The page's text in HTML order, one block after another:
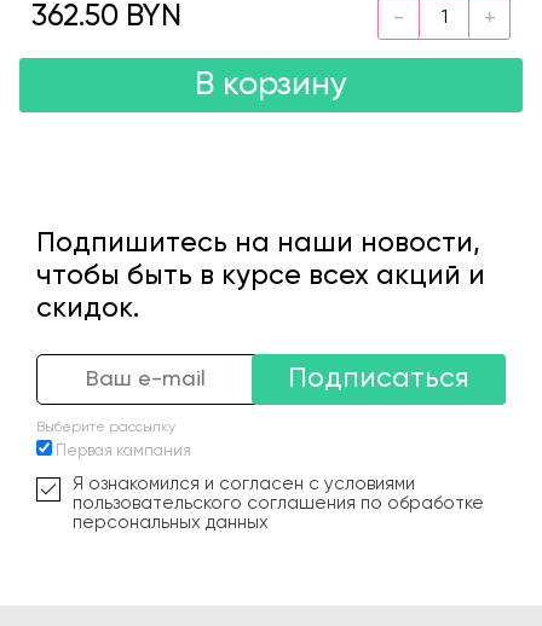
362.50 BYN
В корзину
Подпишитесь на наши новости,
чтобы быть в курсе всех акций и
скидок.
Подписаться
Выберите рассылку
Первая кампания
Я ознакомился и согласен с условиями
пользовательского соглашения по обработке
персональных данных